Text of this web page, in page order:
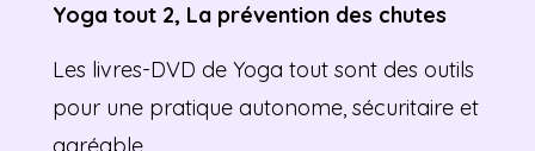
Yoga tout 2, La prévention des chutes
Les livres-DVD de Yoga tout sont des outils
pour une pratique autonome, sécuritaire et